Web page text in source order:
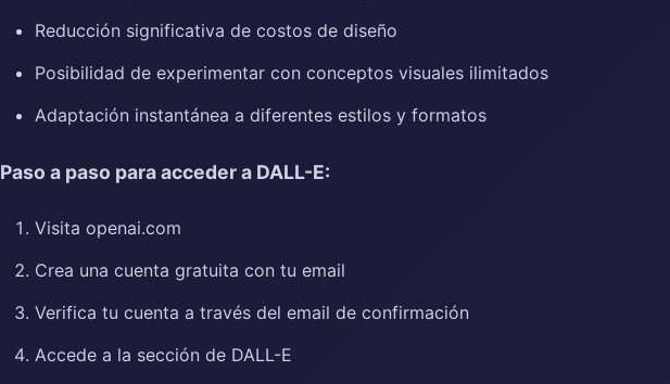
Reducción significativa de costos de diseño
Posibilidad de experimentar con conceptos visuales ilimitados
Adaptación instantánea a diferentes estilos y formatos
Paso a paso para acceder a DALL-E:
Visita openai.com
Crea una cuenta gratuita con tu email
Verifica tu cuenta a través del email de confirmación
Accede a la sección de DALL-E